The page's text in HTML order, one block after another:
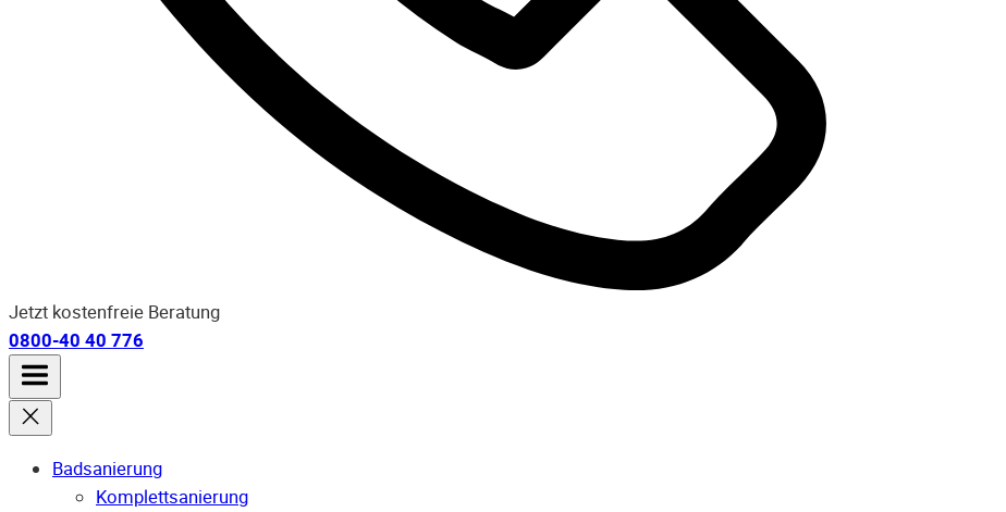
Jetzt kostenfreie Beratung
0800-40 40 776
Badsanierung
Komplettsanierung